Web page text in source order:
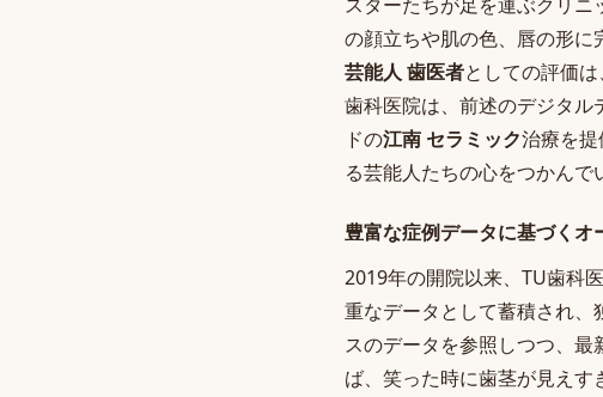
の顔立ちや肌の色、唇の形に
芸能人 歯医者としての評価
歯科医院は、前述のデジタル
ドの江南 セラミック治療を
る芸能人たちの心をつかんで
豊富な症例データに基づくオ
2019年の開院以来、TU歯科
重なデータとして蓄積され
スのデータを参照しつつ、最
ば、笑った時に歯茎が見え